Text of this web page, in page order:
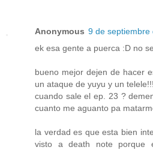
Anonymous 9 de septiembre
ek esa gente a puerca :D no
bueno mejor dejen de hacer
un ataque de yuyu y un telele!!!
cuando sale el ep. 23 ?
cuanto me aguanto pa
la verdad es que esta bien
visto a death note porque